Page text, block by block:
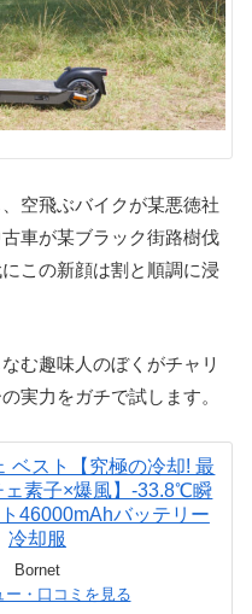
空飛ぶバイクが某悪徳社
車が某ブラック街路樹伐
この新顔は割と順調に浸
む趣味人のぼくがチャリ
実力をガチで試します。
ベスト【究極の冷却! 最
ェ素子×爆風】-33.8℃瞬
46000mAhバッテリー
冷却服
Bornet
・口コミを見る